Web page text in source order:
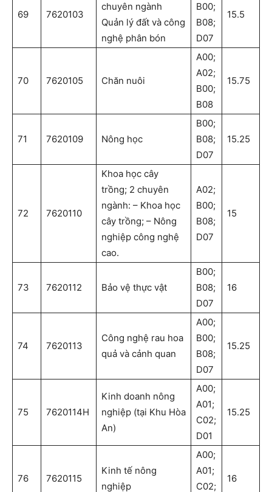
69 7620103
chuyên ngành
Quản lý đất và công
nghệ phân bón
B00;
B08;
D07
15.5
70 7620105 Chăn nuôi
A00;
A02;
B00;
B08
15.75
71 7620109 Nông học
B00;
B08;
D07
15.25
72 7620110
Khoa học cây
trồng; 2 chuyên
ngành: – Khoa học
cây trồng; – Nông
nghiệp công nghệ
cao.
A02;
B00;
B08;
D07
15
73 7620112 Bảo vệ thực vật
B00;
B08;
D07
16
74 7620113
Công nghệ rau hoa
quả và cảnh quan
A00;
B00;
B08;
D07
15.25
75 7620114H
Kinh doanh nông
nghiệp (tại Khu Hòa
An)
A00;
A01;
C02;
D01
15.25
76 7620115
Kinh tế nông
nghiệp
A00;
A01;
C02;
16